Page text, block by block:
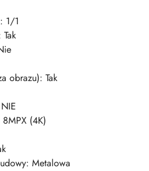
1/1
obrazu): Tak
(4K)
Metalowa